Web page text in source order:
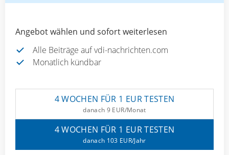
Angebot wählen und sofort weiterlesen
Alle Beiträge auf vdi-nachrichten.com
Monatlich kündbar
4 WOCHEN FÜR 1 EUR TESTEN
danach 9 EUR/Monat
4 WOCHEN FÜR 1 EUR TESTEN
danach 103 EUR/Jahr